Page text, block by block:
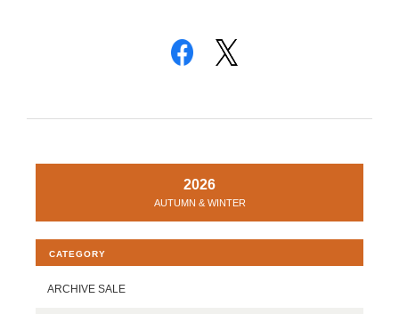
2026
AUTUMN & WINTER
CATEGORY
ARCHIVE SALE